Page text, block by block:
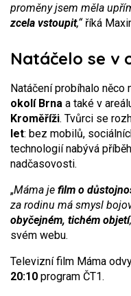
proměny jsem měla
zcela vstoupit,“říká
Natáčelo se v
Natáčení probíhalo něco
okolí Brna a také v
Kroměříži. Tvůrci se
let: bez mobilů,
technologií nabývá
nadčasovosti.
„Máma je film o
za rodinu má smysl
obyčejném, tichém objetí
svém webu.
Televizní film Máma
20:10 program ČT1.